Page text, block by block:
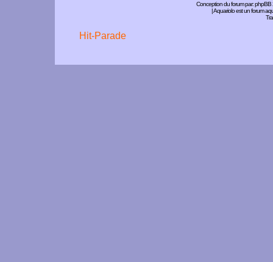
Conception du forum par:phpBB
| Aquariolo est un forum